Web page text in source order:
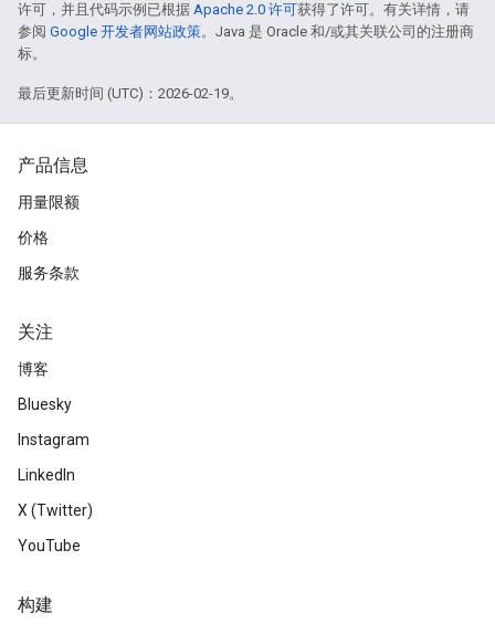
许可，并且代码示例已根据 Apache 2.0 许可获得了许可。有关详情，请
参阅 Google 开发者网站政策。Java 是 Oracle 和/或其关联公司的注册商
标。
最后更新时间 (UTC)：2026-02-19。
产品信息
用量限额
价格
服务条款
关注
博客
Bluesky
Instagram
LinkedIn
X (Twitter)
YouTube
构建